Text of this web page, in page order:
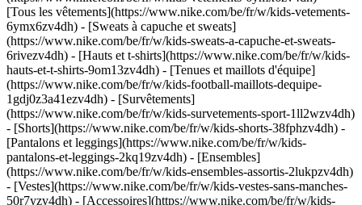
[Tous les vêtements](https://www.nike.com/be/fr/w/kids-vetements-
6ymx6zv4dh) - [Sweats à capuche et sweats]
(https://www.nike.com/be/fr/w/kids-sweats-a-capuche-et-sweats-
6rivezv4dh) - [Hauts et t-shirts](https://www.nike.com/be/fr/w/kids-
hauts-et-t-shirts-9om13zv4dh) - [Tenues et maillots d'équipe]
(https://www.nike.com/be/fr/w/kids-football-maillots-dequipe-
1gdj0z3a41ezv4dh) - [Survêtements]
(https://www.nike.com/be/fr/w/kids-survetements-sport-1ll2wzv4dh)
- [Shorts](https://www.nike.com/be/fr/w/kids-shorts-38fphzv4dh) -
[Pantalons et leggings](https://www.nike.com/be/fr/w/kids-
pantalons-et-leggings-2kq19zv4dh) - [Ensembles]
(https://www.nike.com/be/fr/w/kids-ensembles-assortis-2lukpzv4dh)
- [Vestes](https://www.nike.com/be/fr/w/kids-vestes-sans-manches-
50r7yzv4dh) - [Accessoires](https://www.nike.com/be/fr/w/kids-